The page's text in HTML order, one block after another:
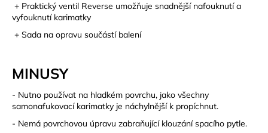
+ Praktický ventil Reverse umožňuje snadnější nafouknutí a
vyfouknutí karimatky
+ Sada na opravu součástí balení
MINUSY
- Nutno používat na hladkém povrchu, jako všechny
samonafukovací karimatky je náchylnější k propíchnut.
- Nemá povrchovou úpravu zabraňující klouzání spacího pytle.